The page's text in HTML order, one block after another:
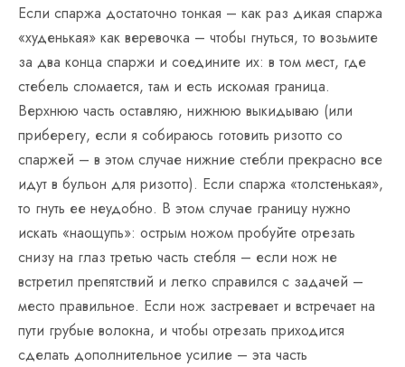
Если спаржа достаточно тонкая – как раз дикая спаржа
«худенькая» как веревочка – чтобы гнуться, то возьмите
за два конца спаржи и соедините их: в том мест, где
стебель сломается, там и есть искомая граница.
Верхнюю часть оставляю, нижнюю выкидываю (или
приберегу, если я собираюсь готовить ризотто со
спаржей – в этом случае нижние стебли прекрасно все
идут в бульон для ризотто). Если спаржа «толстенькая»,
то гнуть ее неудобно. В этом случае границу нужно
искать «наощупь»: острым ножом пробуйте отрезать
снизу на глаз третью часть стебля – если нож не
встретил препятствий и легко справился с задачей –
место правильное. Если нож застревает и встречает на
пути грубые волокна, и чтобы отрезать приходится
сделать дополнительное усилие – эта часть